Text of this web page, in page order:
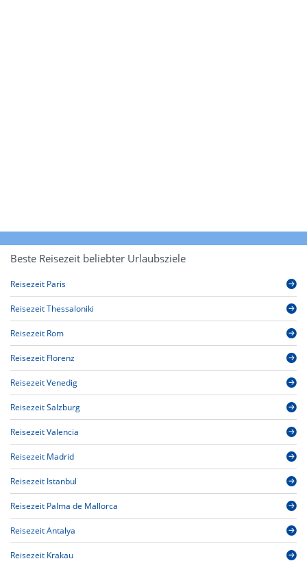
Beste Reisezeit beliebter Urlaubsziele
Reisezeit Paris
Reisezeit Thessaloniki
Reisezeit Rom
Reisezeit Florenz
Reisezeit Venedig
Reisezeit Salzburg
Reisezeit Valencia
Reisezeit Madrid
Reisezeit Istanbul
Reisezeit Palma de Mallorca
Reisezeit Antalya
Reisezeit Krakau